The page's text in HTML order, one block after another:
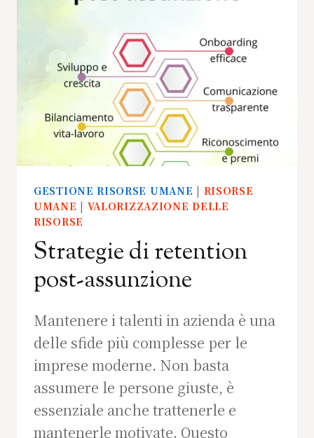
GESTIONE RISORSE UMANE | RISORSE
UMANE | VALORIZZAZIONE DELLE
RISORSE
Strategie di retention
post-assunzione
Mantenere i talenti in azienda è una
delle sfide più complesse per le
imprese moderne. Non basta
assumere le persone giuste, è
essenziale anche trattenerle e
mantenerle motivate. Questo